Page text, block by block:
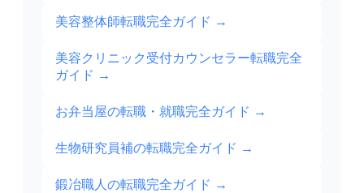
美容整体師転職完全ガイド →
美容クリニック受付カウンセラー転職完全
ガイド →
お弁当屋の転職・就職完全ガイド →
生物研究員補の転職完全ガイド →
鍛冶職人の転職完全ガイド →